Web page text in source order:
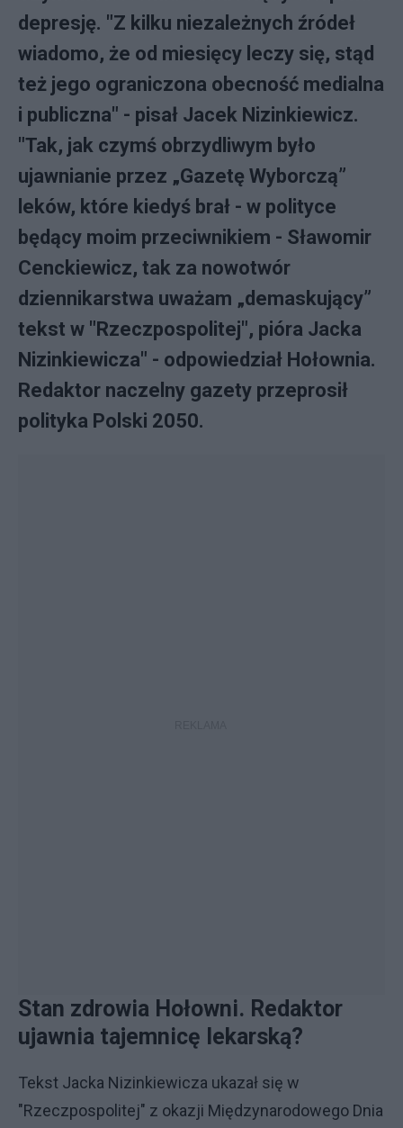
depresję. "Z kilku niezależnych źródeł
wiadomo, że od miesięcy leczy się, stąd
też jego ograniczona obecność medialna
i publiczna" - pisał Jacek Nizinkiewicz.
"Tak, jak czymś obrzydliwym było
ujawnianie przez „Gazetę Wyborczą”
leków, które kiedyś brał - w polityce
będący moim przeciwnikiem - Sławomir
Cenckiewicz, tak za nowotwór
dziennikarstwa uważam „demaskujący”
tekst w "Rzeczpospolitej", pióra Jacka
Nizinkiewicza" - odpowiedział Hołownia.
Redaktor naczelny gazety przeprosił
polityka Polski 2050.
Stan zdrowia Hołowni. Redaktor
ujawnia tajemnicę lekarską?
Tekst Jacka Nizinkiewicza ukazał się w
"Rzeczpospolitej" z okazji Międzynarodowego Dnia